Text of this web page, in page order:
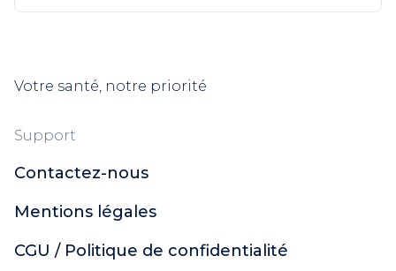
Votre santé, notre priorité
Support
Contactez-nous
Mentions légales
CGU / Politique de confidentialité